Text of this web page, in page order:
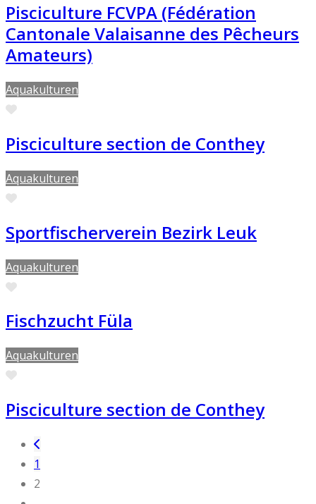
Pisciculture FCVPA (Fédération
Cantonale Valaisanne des Pêcheurs
Amateurs)
Aquakulturen
Favorite
Pisciculture section de Conthey
Aquakulturen
Favorite
Sportfischerverein Bezirk Leuk
Aquakulturen
Favorite
Fischzucht Füla
Aquakulturen
Favorite
Pisciculture section de Conthey
Posts navigation
1
2